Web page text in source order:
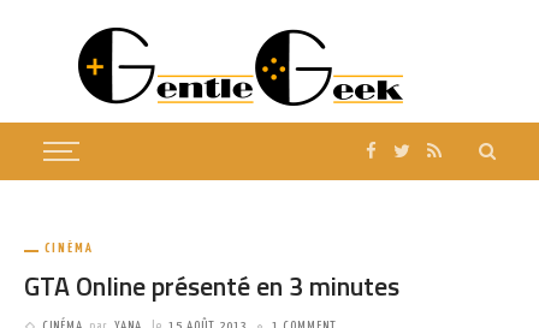
CINÉMA
GTA Online présenté en 3 minutes